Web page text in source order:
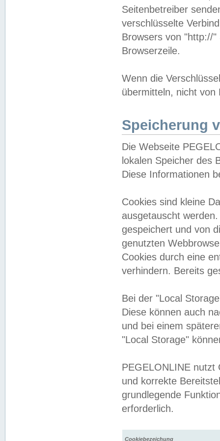
Seitenbetreiber
verschlüsselte
Browsers von "http://
Browserzeile.
Wenn die
übermitteln, nicht von
Speicherung
Die Webseite
lokalen Speicher des
Diese Informationen
Cookies sind kleine
ausgetauscht
gespeichert und von
genutzten
Cookies durch eine
verhindern. Bereits
Bei der "Local
Diese können auch
und bei einem
"Local Storage"
PEGELONLINE nutzt
und korrekte
grundlegende
erforderlich.
Cookiebezeichung